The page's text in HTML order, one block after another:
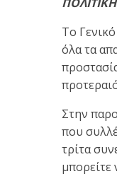
Το
όλα τα
Στην
που
τρίτα
μπορείτε